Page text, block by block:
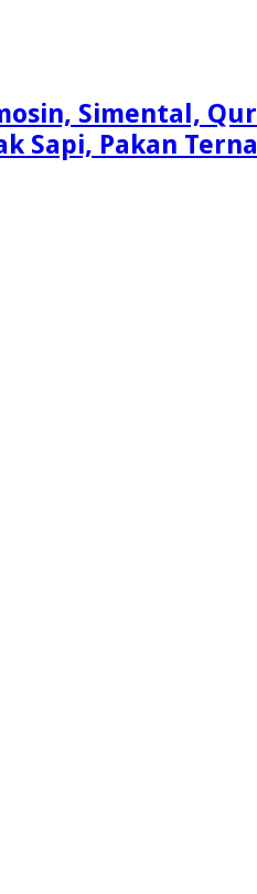
Simental,
Sapi, Pakan